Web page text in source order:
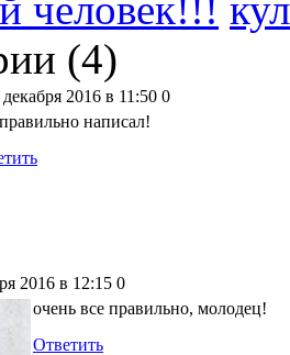
(4)
декабря 2016 в 11:50 0
написал!
2016 в 12:15 0
очень все правильно, молодец!
Ответить